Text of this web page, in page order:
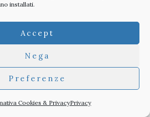
installati.
Accept
Nega
Preferenze
Cookies & PrivacyPrivacy
alla società
infrastrutture congressi